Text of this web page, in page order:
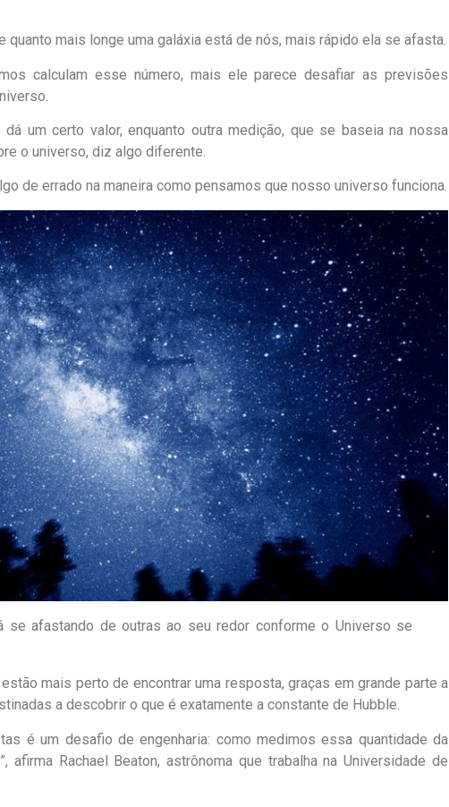
mais longe uma galáxia está de nós, mais rápido ela se afasta.
calculam esse número, mais ele parece desafiar as previsões
um certo valor, enquanto outra medição, que se baseia na nossa
o universo, diz algo diferente.
de errado na maneira como pensamos que nosso universo funciona.
se afastando de outras ao seu redor conforme o Universo se
mais perto de encontrar uma resposta, graças em grande parte a
a descobrir o que é exatamente a constante de Hubble.
é um desafio de engenharia: como medimos essa quantidade da
Rachael Beaton, astrônoma que trabalha na Universidade de